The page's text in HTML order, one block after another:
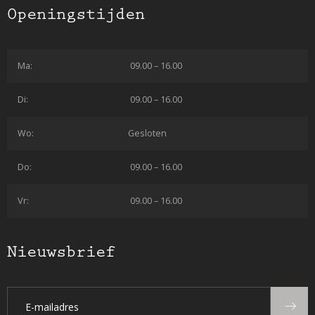
Openingstijden
Ma: 09.00 – 16.00
Di: 09.00 – 16.00
Wo: Gesloten
Do: 09.00 – 16.00
Vr: 09.00 – 16.00
Nieuwsbrief